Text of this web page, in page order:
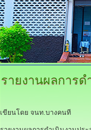
รายงานผลการ
เขียนโดย จนท.บางคนที